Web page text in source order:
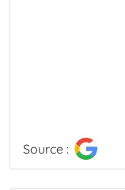
Source :